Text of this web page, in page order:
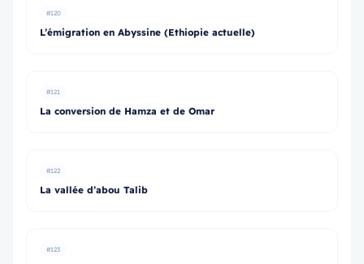
#120
L’émigration en Abyssine (Ethiopie actuelle)
#121
La conversion de Hamza et de Omar
#122
La vallée d’abou Talib
#123